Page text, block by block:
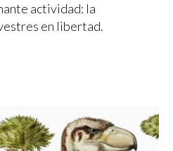
actividad: la
en libertad.